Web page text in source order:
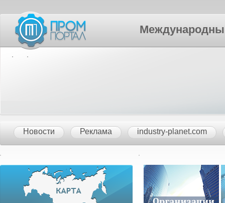
Международный
Новости Реклама industry-planet.com